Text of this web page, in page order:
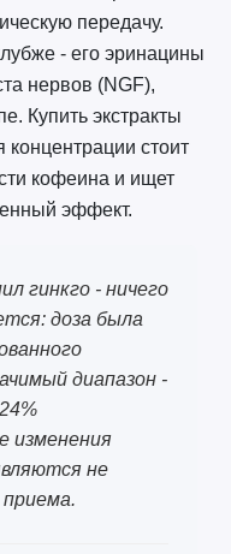
передачу.
- его эринацины
нервов (NGF),
Купить экстракты
стоит
кофеина и ищет
эффект.
гинкго - ничего
доза была
диапазон -
изменения
не